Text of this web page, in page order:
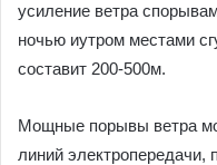
усиление ветра
ночью иутром местами
составит 200-500м.
Мощные порывы ветра
линий электропередачи,